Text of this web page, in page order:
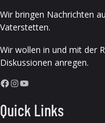
Wir bringen Nachrichten
Vaterstetten.
Wir wollen in und mit der
Diskussionen anregen.
Facebook InstagramYouTube
Quick Links